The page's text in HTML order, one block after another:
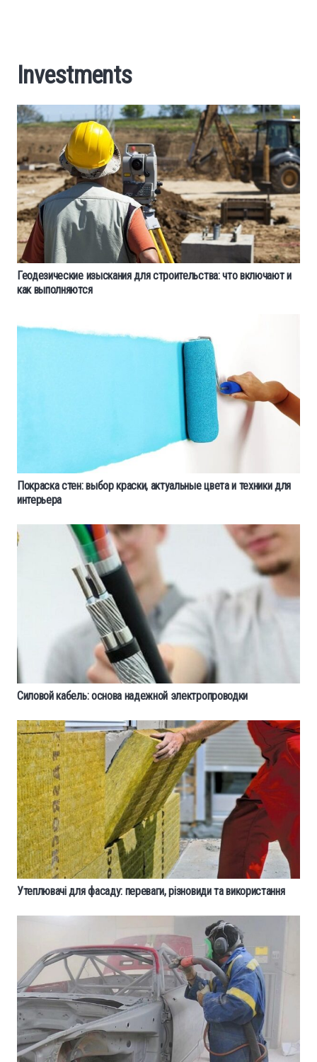
Finance
Investments
News
Politics
Sport
Investments
Геодезические изыскания для строительства: что включают и
как выполняются
Покраска стен: выбор краски, актуальные цвета и техники для
интерьера
Силовой кабель: основа надежной электропроводки
Утеплювачі для фасаду: переваги, різновиди та використання